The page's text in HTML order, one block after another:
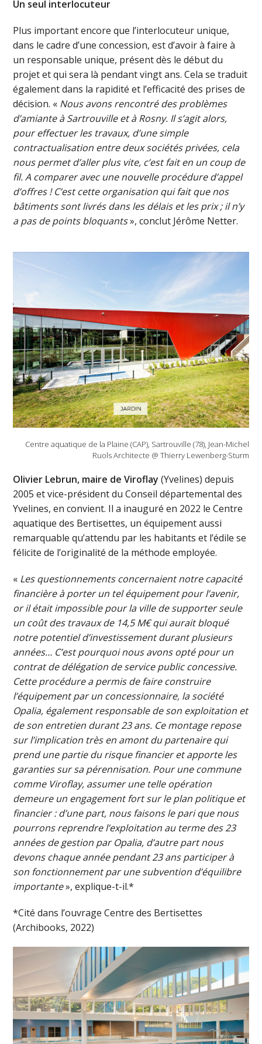
Un seul interlocuteur
Plus important encore que l’interlocuteur unique,
dans le cadre d’une concession, est d’avoir à faire à
un responsable unique, présent dès le début du
projet et qui sera là pendant vingt ans. Cela se traduit
également dans la rapidité et l’efficacité des prises de
décision. « Nous avons rencontré des problèmes
d’amiante à Sartrouville et à Rosny. Il s’agit alors,
pour effectuer les travaux, d’une simple
contractualisation entre deux sociétés privées, cela
nous permet d’aller plus vite, c’est fait en un coup de
fil. A comparer avec une nouvelle procédure d’appel
d’offres ! C’est cette organisation qui fait que nos
bâtiments sont livrés dans les délais et les prix ; il n’y
a pas de points bloquants», conclut Jérôme Netter.
Centre aquatique de la Plaine (CAP), Sartrouville (78), Jean-Michel
Ruols Architecte @ Thierry Lewenberg-Sturm
Olivier Lebrun, maire de Viroflay(Yvelines) depuis
2005 et vice-président du Conseil départemental des
Yvelines, en convient. Il a inauguré en 2022 le Centre
aquatique des Bertisettes, un équipement aussi
remarquable qu’attendu par les habitants et l’édile se
félicite de l’originalité de la méthode employée.
« Les questionnements concernaient notre capacité
financière à porter un tel équipement pour l’avenir,
or il était impossible pour la ville de supporter seule
un coût des travaux de 14,5 M€ qui aurait bloqué
notre potentiel d’investissement durant plusieurs
années… C’est pourquoi nous avons opté pour un
contrat de délégation de service public concessive.
Cette procédure a permis de faire construire
l’équipement par un concessionnaire, la société
Opalia, également responsable de son exploitation et
de son entretien durant 23 ans. Ce montage repose
sur l’implication très en amont du partenaire qui
prend une partie du risque financier et apporte les
garanties sur sa pérennisation. Pour une commune
comme Viroflay, assumer une telle opération
demeure un engagement fort sur le plan politique et
financier : d’une part, nous faisons le pari que nous
pourrons reprendre l’exploitation au terme des 23
années de gestion par Opalia, d’autre part nous
devons chaque année pendant 23 ans participer à
son fonctionnement par une subvention d’équilibre
importante», explique-t-il.*
*Cité dans l’ouvrage Centre des Bertisettes
(Archibooks, 2022)